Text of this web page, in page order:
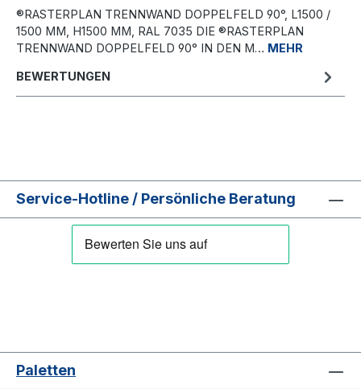
®RASTERPLAN TRENNWAND DOPPELFELD 90°, L1500 /
1500 MM, H1500 MM, RAL 7035 DIE ®RASTERPLAN
TRENNWAND DOPPELFELD 90° IN DEN M… MEHR
BEWERTUNGEN
Service-Hotline / Persönliche Beratung
Paletten